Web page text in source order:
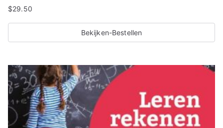
$29.50
Bekijken-Bestellen